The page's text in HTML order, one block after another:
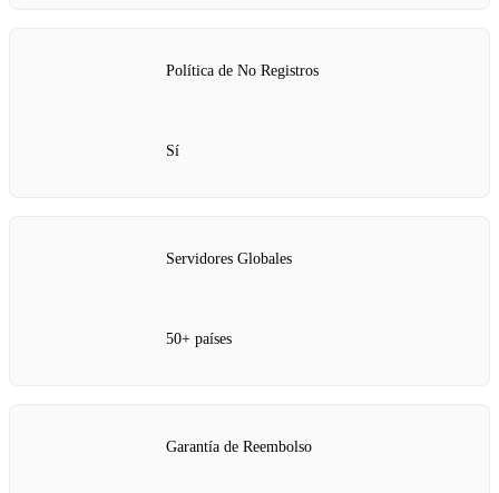
Política de No Registros
Sí
Servidores Globales
50+ países
Garantía de Reembolso